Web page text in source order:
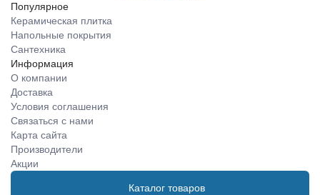
Популярное
Керамическая плитка
Напольные покрытия
Сантехника
Информация
О компании
Доставка
Условия соглашения
Связаться с нами
Карта сайта
Производители
Акции
Каталог товаров